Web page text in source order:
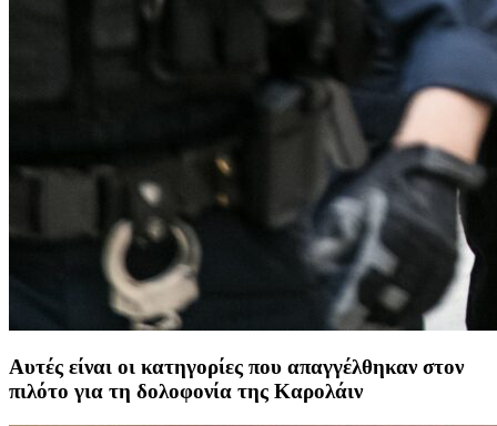
Αυτές είναι οι κατηγορίες που απαγγέλθηκαν στον
πιλότο για τη δολοφονία της Καρολάιν